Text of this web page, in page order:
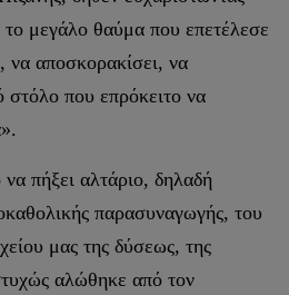
το μεγάλο θαύμα που επετέλεσε
αποσκορακίσει, να
στόλο που επρόκειτο να
πήξει αλτάριο, δηλαδή
παρασυναγωγής, του
μας της δύσεως, της
αλώθηκε από τον